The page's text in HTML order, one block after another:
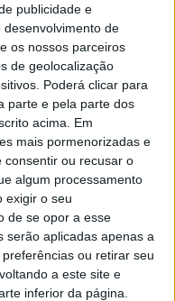
publicidade e
de
os nossos parceiros
de geolocalização
Poderá clicar para
parte e pela parte dos
acima. Em
mais pormenorizadas e
consentir ou recusar o
algum processamento
exigir o seu
de se opor a esse
serão aplicadas apenas a
ou retirar seu
a este site e
inferior da página.
holeshot
Webbassumiu
agressiva
Roczen , teve um
a corrida
péssima notícia
ler
Supercross